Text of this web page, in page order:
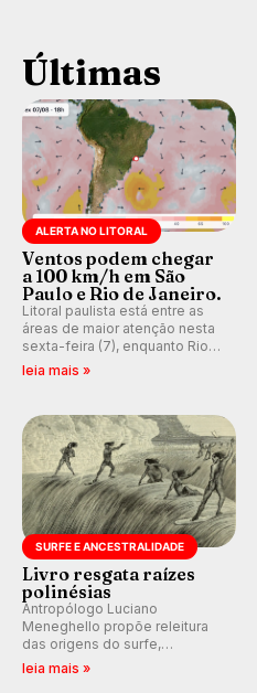
Últimas
ALERTA NO LITORAL
Ventos podem chegar
a 100 km/h em São
Paulo e Rio de Janeiro.
Litoral paulista está entre as
áreas de maior atenção nesta
sexta-feira (7), enquanto Rio
de Janeiro também recebe
km/h em Itanhaém.
leia mais »
SURFE E ANCESTRALIDADE
Livro resgata raízes
polinésias
Antropólogo Luciano
Meneghello propõe releitura
das origens do surfe,
resgatando a cultura polinésia
leia mais »